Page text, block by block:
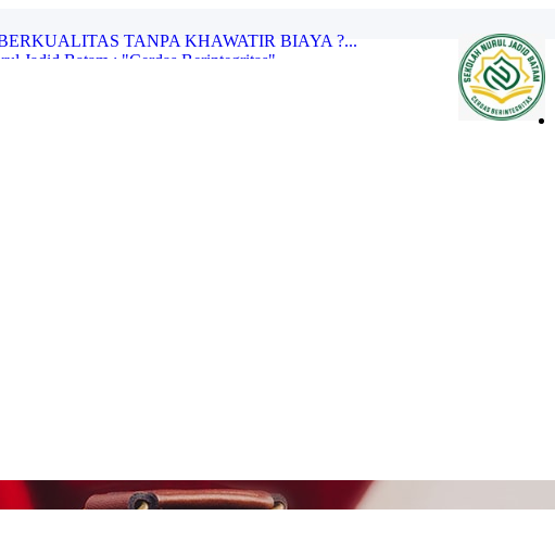
Jadid Batam : "Cerdas Berintegritas" ...
& BOARDING SCHOOL. SILAHKAN KLIK >>>...